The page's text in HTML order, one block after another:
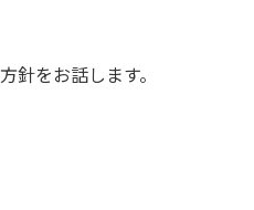
針をお話します。